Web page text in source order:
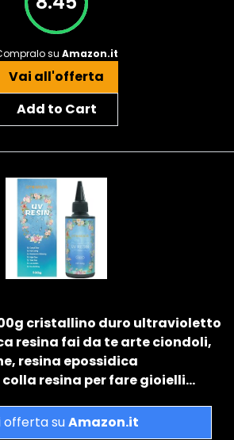
su Amazon.it
Vai all'offerta
Add to Cart
cristallino duro ultravioletto
resina fai da te arte ciondoli,
resina epossidica
resina per fare gioielli…
offerta suAmazon.it